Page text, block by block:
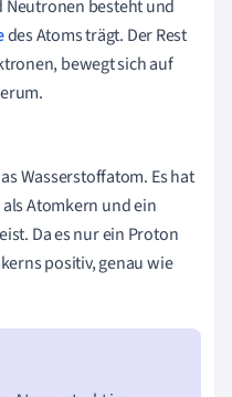
Neutronen besteht und
des Atoms trägt. Der Rest
bewegt sich auf
Wasserstoffatom. Es hat
Atomkern und ein
Da es nur ein Proton
positiv, genau wie